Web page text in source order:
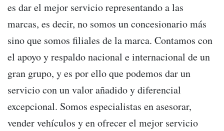
es dar el mejor servicio representando a las
marcas, es decir, no somos un concesionario más
sino que somos filiales de la marca. Contamos con
el apoyo y respaldo nacional e internacional de un
gran grupo, y es por ello que podemos dar un
servicio con un valor añadido y diferencial
excepcional. Somos especialistas en asesorar,
vender vehículos y en ofrecer el mejor servicio